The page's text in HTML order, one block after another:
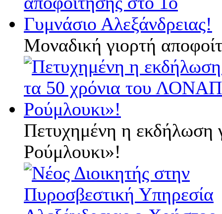
Μοναδική γιορτή
Πετυχημένη η
Ρούμλουκι»!